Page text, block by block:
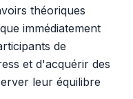
théoriques
immédiatement
de
et d'acquérir des
leur équilibre